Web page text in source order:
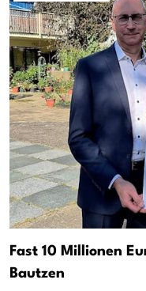
Fast 10 Millionen
Bautzen